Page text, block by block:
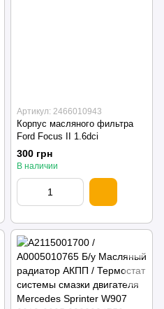
Артикул: 2466010943
Корпус масляного фильтра
Ford Focus II 1.6dci
300 грн
В наличии